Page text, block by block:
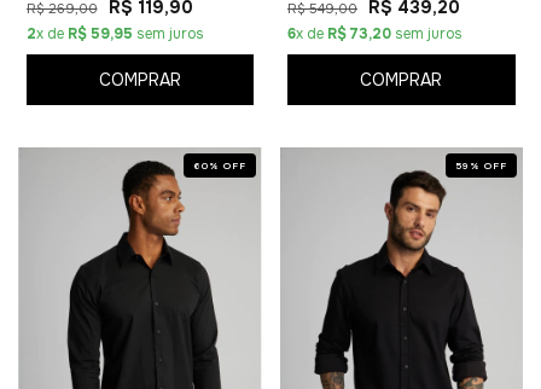
R$ 269,00 R$ 119,90
2x de R$ 59,95 sem juros
COMPRAR
R$ 549,00 R$ 439,20
6x de R$ 73,20 sem juros
COMPRAR
60 % OFF 59 % OFF